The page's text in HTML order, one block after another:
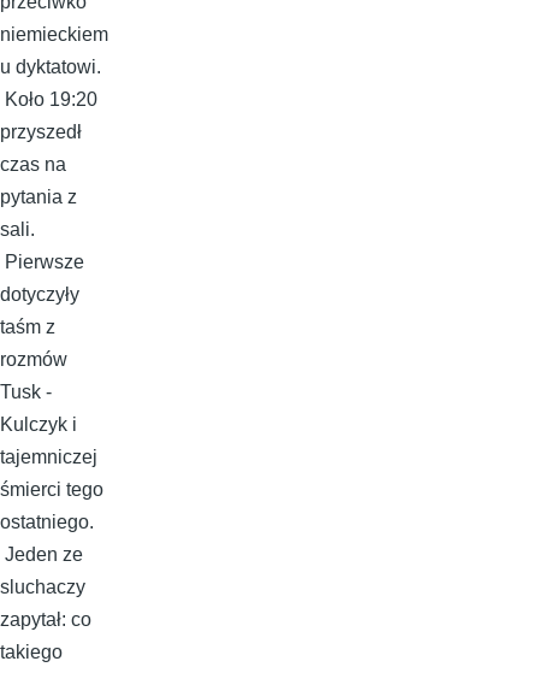
niemieckiem
u dyktatowi.
Koło 19:20
przyszedł
czas na
pytania z
sali.
Pierwsze
dotyczyły
taśm z
rozmów
Tusk -
Kulczyk i
tajemniczej
śmierci tego
ostatniego.
Jeden ze
sluchaczy
zapytał: co
takiego